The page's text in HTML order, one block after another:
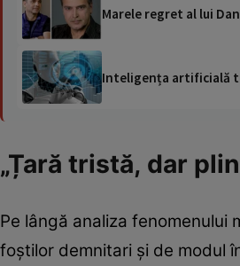
Marele regret al lui
Inteligența artificială
„Țară tristă, dar
Pe lângă analiza
foștilor demnitari și de modul